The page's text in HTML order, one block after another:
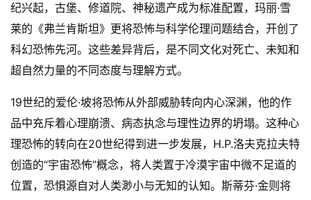
纪兴起，古堡、修道院、神秘遗产成为标准配置，玛丽·雪
莱的《弗兰肯斯坦》更将恐怖与科学伦理问题结合，开创了
科幻恐怖先河。这些差异背后，是不同文化对死亡、未知和
超自然力量的不同态度与理解方式。
19世纪的爱伦·坡将恐怖从外部威胁转向内心深渊，他的作
品中充斥着心理崩溃、病态执念与理性边界的坍塌。这种心
理恐怖的转向在20世纪得到进一步发展，H.P.洛夫克拉夫特
创造的“宇宙恐怖”概念，将人类置于冷漠宇宙中微不足道的
位置，恐惧源自对人类渺小与无知的认知。斯蒂芬·金则将